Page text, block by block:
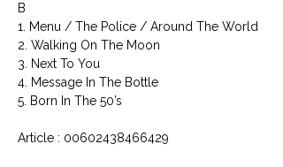
B
1. Menu / The Police / Around The World
2. Walking On The Moon
3. Next To You
4. Message In The Bottle
5. Born In The 50’s
Article : 00602438466429